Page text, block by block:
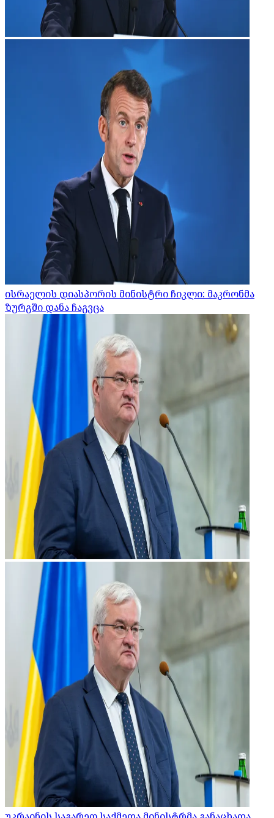
ისრაელის დიასპორის მინისტრი ჩიკლი: მაკრონმა
ზურგში დანა ჩაგვცა